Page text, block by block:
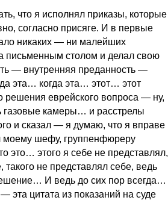
что я исполнял приказы, которые
согласно присяге. И в первые
никаких — ни малейших
письменным столом и делал свою
— внутренняя преданность —
эта… когда эта… этот… этот
решения еврейского вопроса — ну,
газовые камеры… и расстрелы
и сказал — я думаю, что я вправе
моему шефу, группенфюреру
это… этого я себе не представлял,
такого не представлял себе, ведь
И ведь до сих пор всегда…
эта цитата из показаний на суде